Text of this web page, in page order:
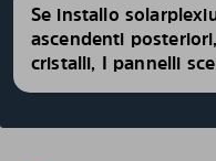
Se installo
ascendenti
cristalli, I pannelli